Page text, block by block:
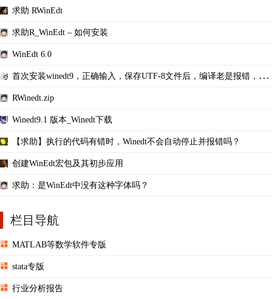
求助 RWinEdt
求助R_WinEdt – 如何安装
WinEdt 6.0
首次安装winedt9，正确输入，保存UTF-8文件后，编译老是报错，说
RWinedt.zip
Winedt9.1 版本_Winedt下载
【求助】执行的代码有错时，Winedt不会自动停止并报错吗？
创建WinEdt宏包及其初步应用
求助：是WinEdt中没有这种字体吗？
栏目导航
MATLAB等数学软件专版
stata专版
行业分析报告